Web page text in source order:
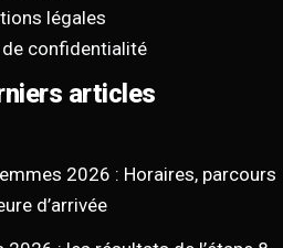
légales
confidentialité
articles
2026 : Horaires, parcours
d’arrivée